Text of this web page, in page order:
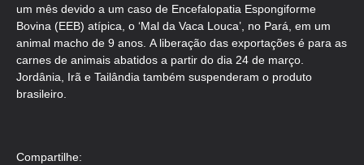
um mês devido a um caso de Encefalopatia Espongiforme
Bovina (EEB) atípica, o ‘Mal da Vaca Louca’, no Pará, em um
animal macho de 9 anos. A liberação das exportações é para as
carnes de animais abatidos a partir do dia 24 de março.
Jordânia, Irã e Tailândia também suspenderam o produto
brasileiro.
Compartilhe: